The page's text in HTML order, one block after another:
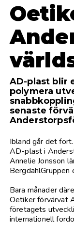
AD-plast blir
polymera
senaste
Ibland går det
AD-plast i
Annelie Jonsson
Bara månader
Oetiker förvärvat
företagets
internationell